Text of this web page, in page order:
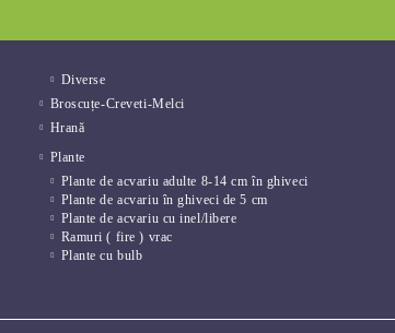
Diverse
Broscuțe-Creveti-Melci
Hrană
Plante
Plante de acvariu adulte 8-14 cm în ghiveci
Plante de acvariu în ghiveci de 5 cm
Plante de acvariu cu inel/libere
Ramuri ( fire ) vrac
Plante cu bulb